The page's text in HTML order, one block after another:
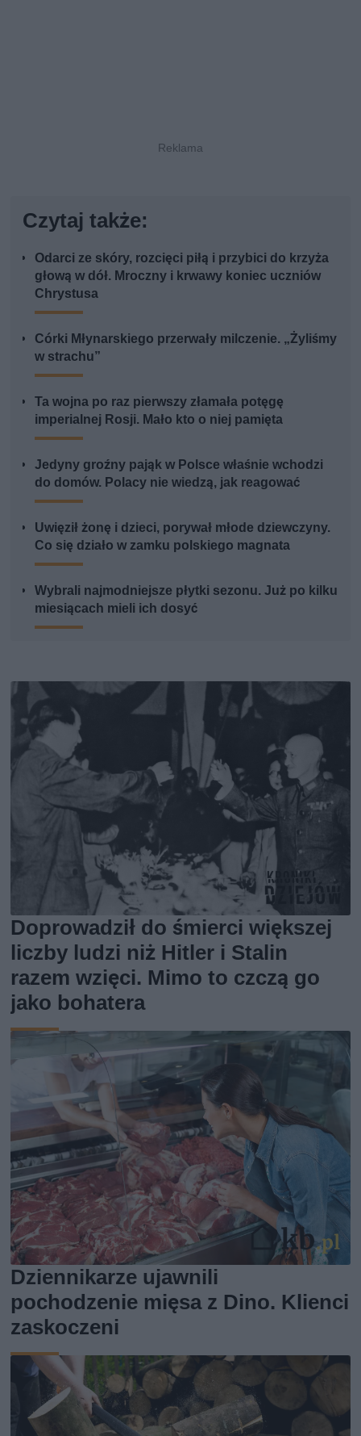
Czytaj także:
Odarci ze skóry, rozcięci piłą i przybici do krzyża
głową w dół. Mroczny i krwawy koniec uczniów
Chrystusa
Córki Młynarskiego przerwały milczenie. „Żyliśmy
w strachu”
Ta wojna po raz pierwszy złamała potęgę
imperialnej Rosji. Mało kto o niej pamięta
Jedyny groźny pająk w Polsce właśnie wchodzi
do domów. Polacy nie wiedzą, jak reagować
Uwięził żonę i dzieci, porywał młode dziewczyny.
Co się działo w zamku polskiego magnata
Wybrali najmodniejsze płytki sezonu. Już po kilku
miesiącach mieli ich dosyć
Doprowadził do śmierci większej
liczby ludzi niż Hitler i Stalin
razem wzięci. Mimo to czczą go
jako bohatera
Dziennikarze ujawnili
pochodzenie mięsa z Dino. Klienci
zaskoczeni